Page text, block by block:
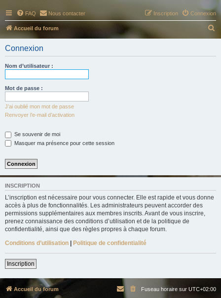
FAQ Nous contacter Connexion
Inscription
Accueil du forum
e
Connexion
Nom d’utilisateur :
Mot de passe :
J’ai oublié mon mot de passe
Renvoyer l’e-mail d’activation
Se souvenir de moi
Masquer ma présence pour cette session
INSCRIPTION
L’inscription est nécessaire pour vous connecter. Elle est rapide et vous donne
accès à plus de fonctionnalités. Les administrateurs peuvent accorder des
permissions supplémentaires aux membres inscrits. Avant de vous inscrire,
prenez connaissance des conditions d’utilisation et de la politique de
confidentialité, ainsi que des règles propres à chaque forum.
Conditions d’utilisation | Politique de confidentialité
Inscription
Accueil du forum Fuseau horaire sur UTC+02:00